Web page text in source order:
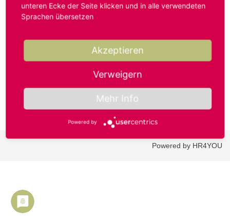
Benutzername oder E-Mail-Adresse*
Passwort*
Powered by HR4YOU
unteren Ecke der Seite klicken und in alle verwendeten
Sprachen übersetzen
Akzeptieren
Verweigern
Mehr Info
Powered by